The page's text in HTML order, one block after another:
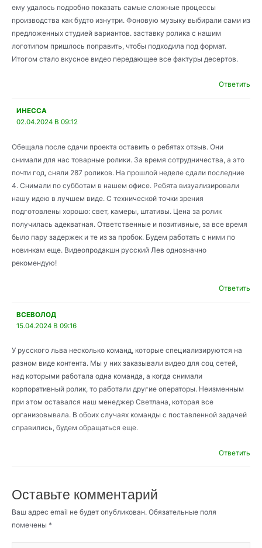
ему удалось подробно показать самые сложные процессы
производства как будто изнутри. Фоновую музыку выбирали сами из
предложенных студией вариантов. заставку ролика с нашим
логотипом пришлось поправить, чтобы подходила под формат.
Итогом стало вкусное видео передающее все фактуры десертов.
Ответить
ИНЕССА
02.04.2024 В 09:12
Обещала после сдачи проекта оставить о ребятах отзыв. Они
снимали для нас товарные ролики. За время сотрудничества, а это
почти год, сняли 287 роликов. На прошлой неделе сдали последние
4. Снимали по субботам в нашем офисе. Ребята визуализировали
нашу идею в лучшем виде. С технической точки зрения
подготовлены хорошо: свет, камеры, штативы. Цена за ролик
получилась адекватная. Ответственные и позитивные, за все время
было пару задержек и те из за пробок. Будем работать с ними по
новинкам еще. Видеопродакшн русский Лев однозначно
рекомендую!
Ответить
ВСЕВОЛОД
15.04.2024 В 09:16
У русского льва несколько команд, которые специализируются на
разном виде контента. Мы у них заказывали видео для соц сетей,
над которыми работала одна команда, а когда снимали
корпоративный ролик, то работали другие операторы. Неизменным
при этом оставался наш менеджер Светлана, которая все
организовывала. В обоих случаях команды с поставленной задачей
справились, будем обращаться еще.
Ответить
Оставьте комментарий
Ваш адрес email не будет опубликован. Обязательные поля
помечены *